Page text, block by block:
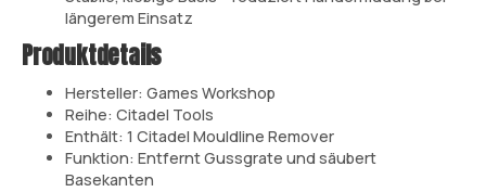
längerem Einsatz
Produktdetails
Hersteller: Games Workshop
Reihe: Citadel Tools
Enthält: 1 Citadel Mouldline Remover
Funktion: Entfernt Gussgrate und säubert
Basekanten